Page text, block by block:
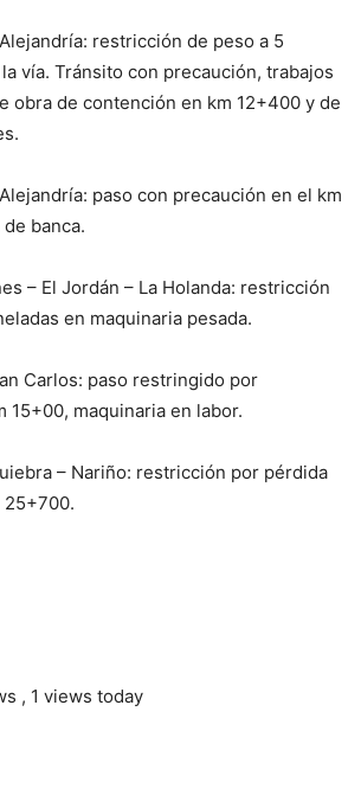
restricción de peso a 5
vía. Tránsito con precaución, trabajos
obra de contención en km 12+400 y de
paso con precaución en el km
banca.
– El Jordán – La Holanda: restricción
en maquinaria pesada.
Carlos: paso restringido por
15+00, maquinaria en labor.
– Nariño: restricción por pérdida
25+700.
, 1 views today